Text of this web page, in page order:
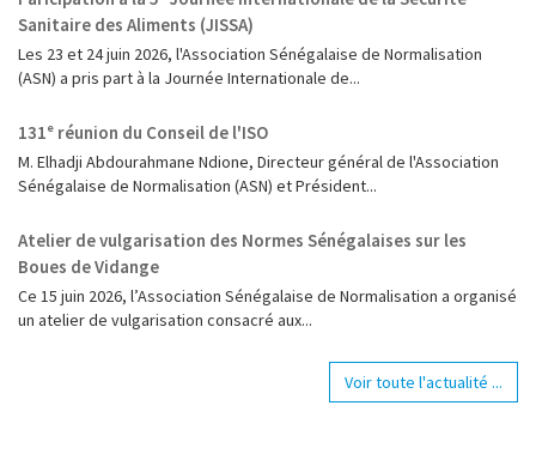
Sanitaire des Aliments (JISSA)
‎Les 23 et 24 juin 2026, l'Association Sénégalaise de Normalisation
(ASN) a pris part à la Journée Internationale de...
131ᵉ réunion du Conseil de l'ISO
M. Elhadji Abdourahmane Ndione, Directeur général de l'Association
Sénégalaise de Normalisation (ASN) et Président...
Atelier de vulgarisation des Normes Sénégalaises sur les
Boues de Vidange
Ce 15 juin 2026, l’Association Sénégalaise de Normalisation a organisé
un atelier de vulgarisation consacré aux...
Voir toute l'actualité ...